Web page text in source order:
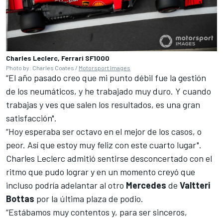
Charles Leclerc, Ferrari SF1000
Photo by: Charles Coates / Motorsport Images
“El año pasado creo que mi punto débil fue la gestión
de los neumáticos, y he trabajado muy duro. Y cuando
trabajas y ves que salen los resultados, es una gran
satisfacción".
“Hoy esperaba ser octavo en el mejor de los casos, o
peor. Así que estoy muy feliz con este cuarto lugar".
Charles Leclerc admitió sentirse desconcertado con el
ritmo que pudo lograr y en un momento creyó que
incluso podría adelantar al otro Mercedes de Valtteri
Bottas por la última plaza de podio.
“Estábamos muy contentos y, para ser sinceros,